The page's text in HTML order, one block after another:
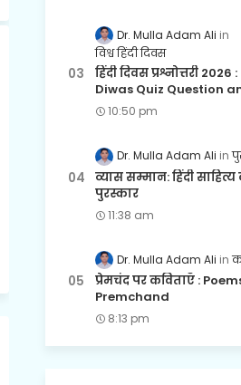
Dr. Mulla Adam Ali
विश्व हिंदी दिवस
हिंदी दिवस प्रश्नोत्तरी 2026
Diwas Quiz Question
10:50 pm
Dr. Mulla Adam Ali
व्यास सम्मान: हिंदी साहित्य
पुरस्कार
11:38 am
Dr. Mulla Adam Ali
प्रेमचंद पर कविताएँ :
Premchand
8:13 pm